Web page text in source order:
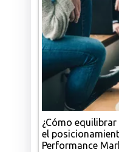
¿Cómo
el
Performance